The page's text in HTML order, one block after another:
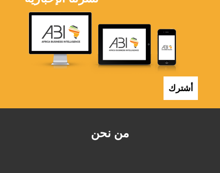
من نحن
أشترك